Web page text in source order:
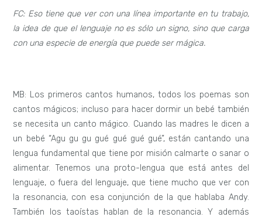
FC: Eso tiene que ver con una línea importante en tu trabajo,
la idea de que el lenguaje no es sólo un signo, sino que carga
con una especie de energía que puede ser mágica.
MB: Los primeros cantos humanos, todos los poemas son
cantos mágicos; incluso para hacer dormir un bebé también
se necesita un canto mágico. Cuando las madres le dicen a
un bebé “Agu gu gu gué gué gué gué”, están cantando una
lengua fundamental que tiene por misión calmarte o sanar o
alimentar. Tenemos una proto-lengua que está antes del
lenguaje, o fuera del lenguaje, que tiene mucho que ver con
la resonancia, con esa conjunción de la que hablaba Andy.
También los taoístas hablan de la resonancia. Y además